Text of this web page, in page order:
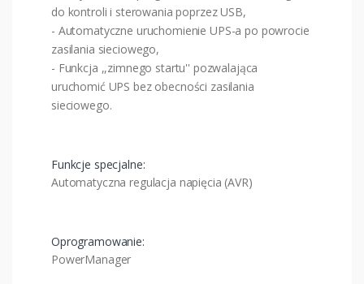
do kontroli i sterowania poprzez USB,
- Automatyczne uruchomienie UPS-a po powrocie
zasilania sieciowego,
- Funkcja ,,zimnego startu'' pozwalająca
uruchomić UPS bez obecności zasilania
sieciowego.
Funkcje specjalne:
Automatyczna regulacja napięcia (AVR)
Oprogramowanie:
PowerManager